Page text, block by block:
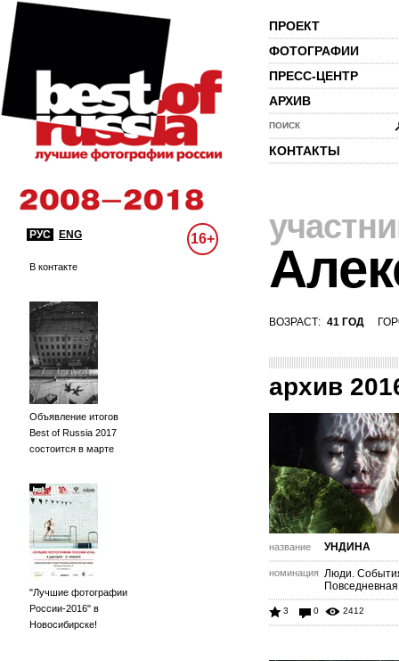
ПРОЕКТ
ФОТОГРАФИИ
ПРЕСС-ЦЕНТР
АРХИВ
ПОИСК
КОНТАКТЫ
РУС ENG 16+
В контакте
Объявление итогов
Best of Russia 2017
состоится в марте
"Лучшие фотографии
России-2016" в
Новосибирске!
ВОЗРАСТ: 41 ГОД
архив
название УНДИНА
номинация Люди.
3 0 2412